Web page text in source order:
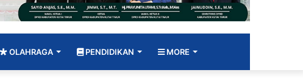
OLAHRAGA PENDIDIKAN MORE